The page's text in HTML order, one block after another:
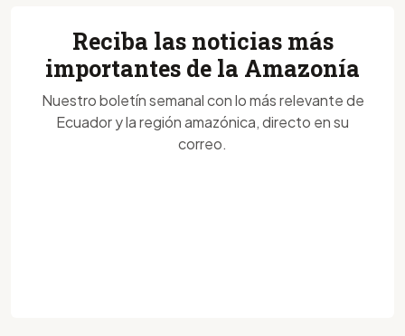
Reciba las noticias más
importantes de la Amazonía
Nuestro boletín semanal con lo más relevante de
Ecuador y la región amazónica, directo en su
correo.